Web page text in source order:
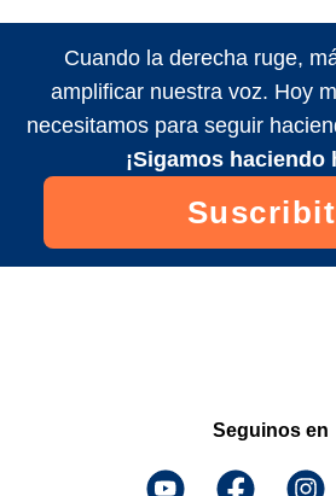
Cuando la derecha ruge,
amplificar nuestra voz. Hoy
necesitamos para seguir
¡Sigamos haciendo
Seguinos en